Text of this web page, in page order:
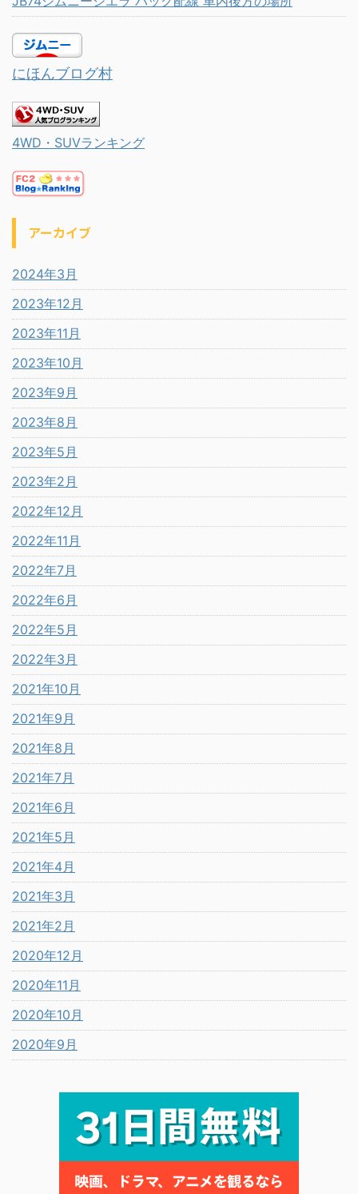
にほんブログ村
4WD・SUVランキング
アーカイブ
2024年3月
2023年12月
2023年11月
2023年10月
2023年9月
2023年8月
2023年5月
2023年2月
2022年12月
2022年11月
2022年7月
2022年6月
2022年5月
2022年3月
2021年10月
2021年9月
2021年8月
2021年7月
2021年6月
2021年5月
2021年4月
2021年3月
2021年2月
2020年12月
2020年11月
2020年10月
2020年9月